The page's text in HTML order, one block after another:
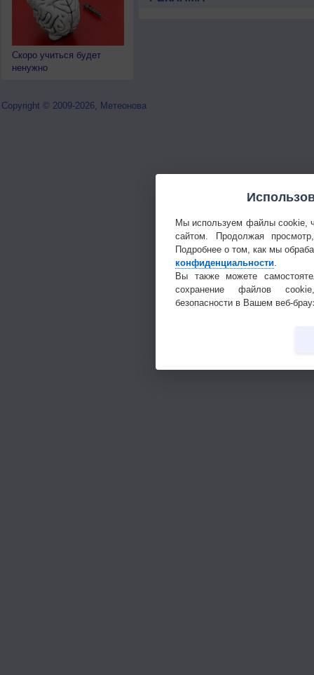
Скоро учиться будет
ненужно
Copyright © 2009-2026, Метеонова
Мы используем файлы cookie,
сайтом. Продолжая
Подробнее о том, как мы
конфиденциальности.
Вы также можете
сохранение файлов
безопасности в Вашем веб-